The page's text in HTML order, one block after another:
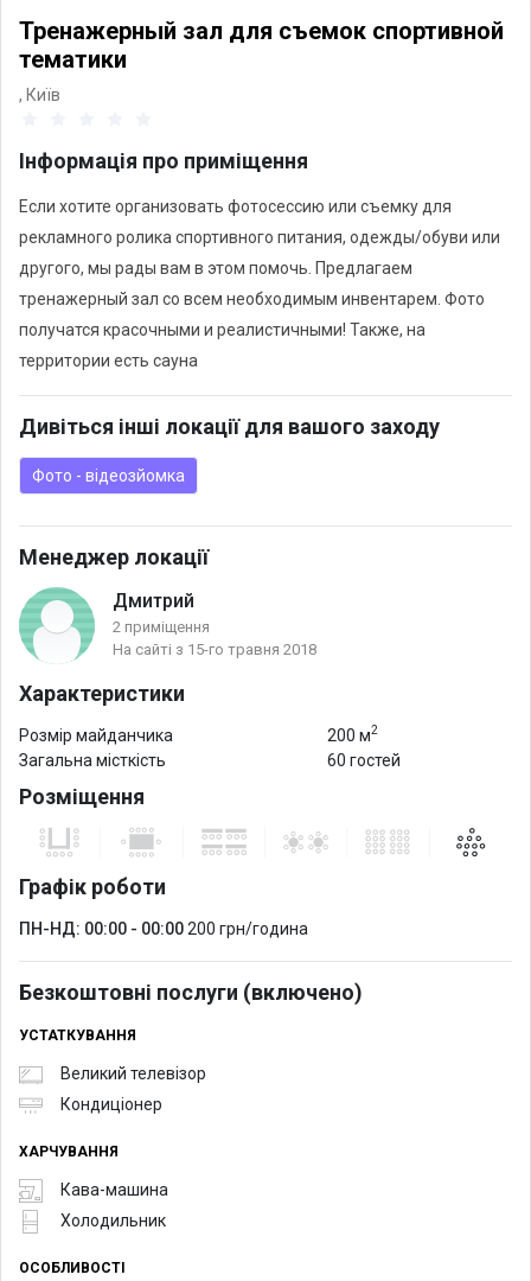
Тренажерный зал для съемок спортивной
тематики
, Київ
Інформація про приміщення
Если хотите организовать фотосессию или съемку для
рекламного ролика спортивного питания, одежды/обуви или
другого, мы рады вам в этом помочь. Предлагаем
тренажерный зал со всем необходимым инвентарем. Фото
получатся красочными и реалистичными! Также, на
территории есть сауна
Дивіться інші локації для вашого заходу
Фото - відеозйомка
Менеджер локації
Дмитрий
2 приміщення
На сайті з 15-го травня 2018
Характеристики
Розмір майданчика 200 м2
Загальна місткість 60 гостей
Розміщення
Графік роботи
ПН-НД: 00:00 - 00:00200 грн/година
Безкоштовні послуги (включено)
УСТАТКУВАННЯ
Великий телевізор
Кондиціонер
ХАРЧУВАННЯ
Кава-машина
Холодильник
ОСОБЛИВОСТІ